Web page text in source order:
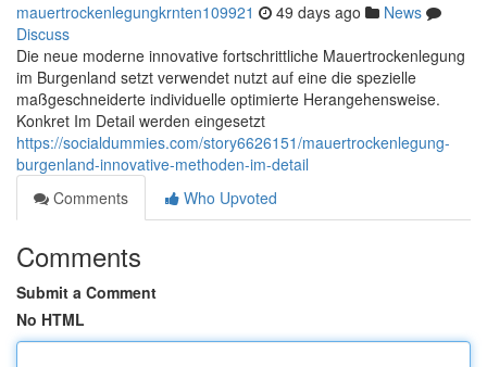
mauertrockenlegungkrnten109921 49 days ago
News
Discuss
Die neue moderne innovative fortschrittliche Mauertrockenlegung
im Burgenland setzt verwendet nutzt auf eine die spezielle
maßgeschneiderte individuelle optimierte Herangehensweise.
Konkret Im Detail werden eingesetzt
https://socialdummies.com/story6626151/mauertrockenlegung-
burgenland-innovative-methoden-im-detail
Comments
Who Upvoted
Comments
Submit a Comment
No HTML